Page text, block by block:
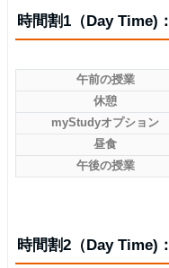
時間割1（Day Time)
午前の授業
休憩
myStudyオプション
昼食
午後の授業
時間割2（Day Time)